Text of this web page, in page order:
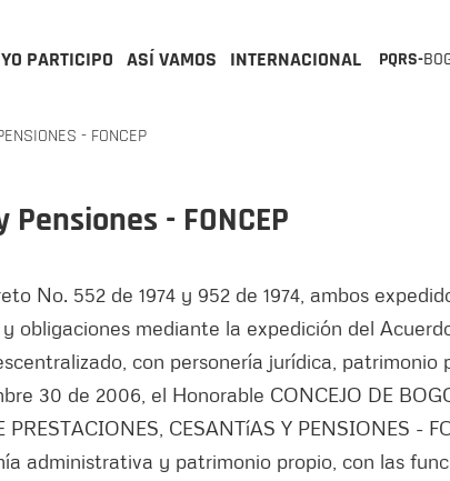
YO PARTICIPO ASÍ VAMOS INTERNACIONAL PQRS-
- FONCEP
- FONCEP
No. 552 de 1974 y 952 de 1974, ambos
obligaciones mediante la expedición del
con personería jurídica, patrimonio
30 de 2006, el Honorable CONCEJO DE
CESANTíAS Y PENSIONES -
administrativa y patrimonio propio, con las